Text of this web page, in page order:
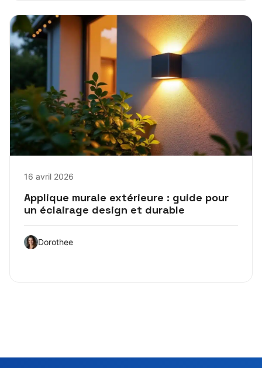
16 avril 2026
Applique murale extérieure : guide pour
un éclairage design et durable
Dorothee